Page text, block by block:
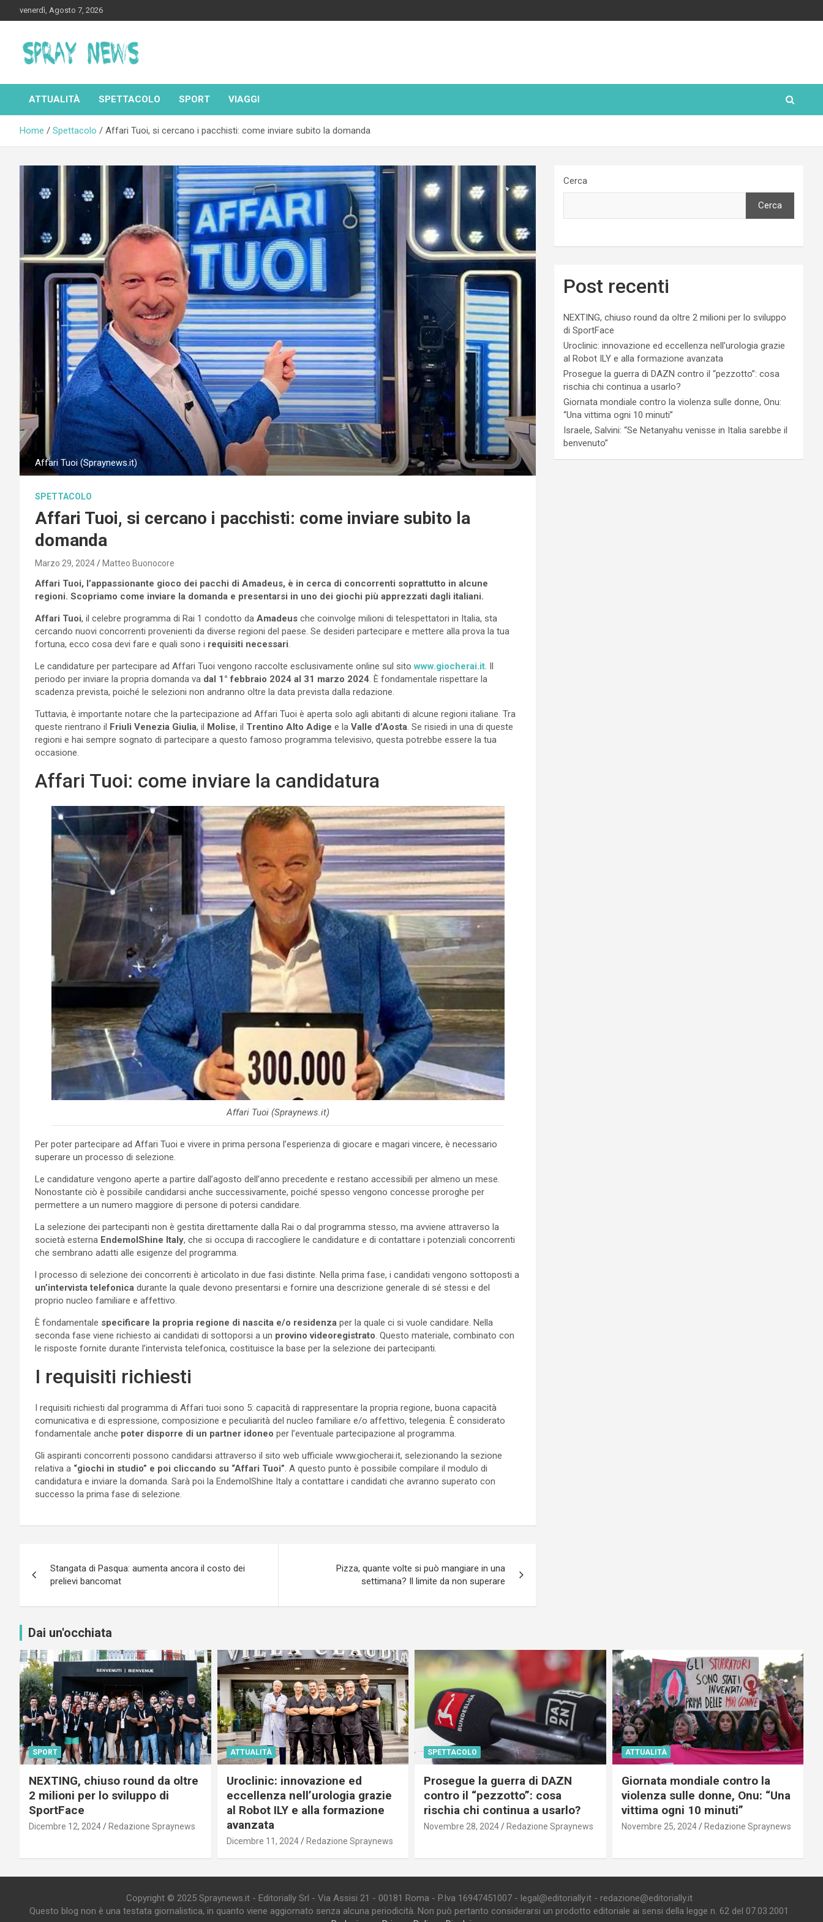
to
venerdì, Agosto 7, 2026
Spraynews.it
ATTUALITÀ SPETTACOLO SPORT VIAGGI
Home Spettacolo Affari Tuoi, si cercano i pacchisti: come inviare subito la domanda
Affari Tuoi (Spraynews.it)
SPETTACOLO
Affari Tuoi, si cercano i pacchisti: come inviare subito la
domanda
Marzo 29, 2024 Matteo Buonocore
Affari Tuoi, l’appassionante gioco dei pacchi di Amadeus, è in cerca di concorrenti soprattutto in alcune
regioni. Scopriamo come inviare la domanda e presentarsi in uno dei giochi più apprezzati dagli italiani.
Affari Tuoi, il celebre programma di Rai 1 condotto da Amadeus che coinvolge milioni di telespettatori in Italia, sta
cercando nuovi concorrenti provenienti da diverse regioni del paese. Se desideri partecipare e mettere alla prova la tua
fortuna, ecco cosa devi fare e quali sono i requisiti necessari
Le candidature per partecipare ad Affari Tuoi vengono raccolte esclusivamente online sul sitowww.giocherai.it . Il
periodo per inviare la propria domanda va dal 1° febbraio 2024 al 31 marzo 2024 . È fondamentale rispettare la
scadenza prevista, poiché le selezioni non andranno oltre la data prevista dalla redazione.
Tuttavia, è importante notare che la partecipazione ad Affari Tuoi è aperta solo agli abitanti di alcune regioni italiane. Tra
queste rientrano il Friuli Venezia Giulia, il Molise, il Trentino Alto Adige e la Valle d’Aosta . Se risiedi in una di queste
regioni e hai sempre sognato di partecipare a questo famoso programma televisivo, questa potrebbe essere la tua
occasione.
Affari Tuoi: come inviare la candidatura
Affari Tuoi (Spraynews.it)
Per poter partecipare ad Affari Tuoi e vivere in prima persona l’esperienza di giocare e magari vincere, è necessario
superare un processo di selezione.
Le candidature vengono aperte a partire dall’agosto dell’anno precedente e restano accessibili per almeno un mese.
Nonostante ciò è possibile candidarsi anche successivamente, poiché spesso vengono concesse proroghe per
permettere a un numero maggiore di persone di potersi candidare.
La selezione dei partecipanti non è gestita direttamente dalla Rai o dal programma stesso, ma avviene attraverso la
società esterna EndemolShine Italy, che si occupa di raccogliere le candidature e di contattare i potenziali concorrenti
che sembrano adatti alle esigenze del programma.
l processo di selezione dei concorrenti è articolato in due fasi distinte. Nella prima fase, i candidati vengono sottoposti a
un’intervista telefonica durante la quale devono presentarsi e fornire una descrizione generale di sé stessi e del
proprio nucleo familiare e affettivo.
È fondamentale specificare la propria regione di nascita e/o residenza per la quale ci si vuole candidare. Nella
seconda fase viene richiesto ai candidati di sottoporsi a un provino videoregistrato . Questo materiale, combinato con
le risposte fornite durante l’intervista telefonica, costituisce la base per la selezione dei partecipanti.
I requisiti richiesti
I requisiti richiesti dal programma di Affari tuoi sono 5: capacità di rappresentare la propria regione, buona capacità
comunicativa e di espressione, composizione e peculiarità del nucleo familiare e/o affettivo, telegenia. È considerato
fondamentale anche poter disporre di un partner idoneo per l’eventuale partecipazione al programma.
Gli aspiranti concorrenti possono candidarsi attraverso il sito web ufficiale www.giocherai.it, selezionando la sezione
relativa a “giochi in studio” e poi cliccando su “Affari Tuoi” . A questo punto è possibile compilare il modulo di
candidatura e inviare la domanda. Sarà poi la EndemolShine Italy a contattare i candidati che avranno superato con
successo la prima fase di selezione.
articoli
Stangata di Pasqua: aumenta ancora il costo dei
prelievi bancomat
Pizza, quante volte si può mangiare in una
settimana? Il limite da non superare
Cerca
Cerca
Post recenti
NEXTING, chiuso round da oltre 2 milioni per lo sviluppo
di SportFace
Uroclinic: innovazione ed eccellenza nell’urologia grazie
al Robot ILY e alla formazione avanzata
Prosegue la guerra di DAZN contro il “pezzotto”: cosa
rischia chi continua a usarlo?
Giornata mondiale contro la violenza sulle donne, Onu:
“Una vittima ogni 10 minuti”
Israele, Salvini: “Se Netanyahu venisse in Italia sarebbe il
benvenuto”
Dai un'occhiata
SPORT
NEXTING, chiuso round da oltre
2 milioni per lo sviluppo di
SportFace
Dicembre 12, 2024 Redazione Spraynews
ATTUALITÀ
Uroclinic: innovazione ed
eccellenza nell’urologia grazie
al Robot ILY e alla formazione
avanzata
Dicembre 11, 2024 Redazione Spraynews
SPETTACOLO
Prosegue la guerra di DAZN
contro il “pezzotto”: cosa
rischia chi continua a usarlo?
Novembre 28, 2024 Redazione Spraynews
ATTUALITÀ
Giornata mondiale contro la
violenza sulle donne, Onu: “Una
vittima ogni 10 minuti”
Novembre 25, 2024 Redazione Spraynews
Copyright © 2025 Spraynews.it - Editorially Srl - Via Assisi 21 - 00181 Roma - P.Iva 16947451007 - legal@editorially.it - redazione@editorially.it
Questo blog non è una testata giornalistica, in quanto viene aggiornato senza alcuna periodicità. Non può pertanto considerarsi un prodotto editoriale ai sensi della legge n. 62 del 07.03.2001